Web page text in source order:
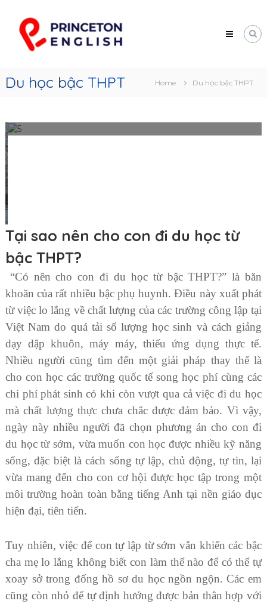
contentEnglish
Trung
du
Du học bậc THPT Home Du học bậc THPT
Tại sao nên cho con đi du học từ
bậc THPT?
“Có nên cho con đi du học từ bậc THPT?” là băn
khoăn của rất nhiều bậc phụ huynh. Điều này xuất phát
từ việc lo lắng về chất lượng của các trường công lập tại
Việt Nam do quá tải số lượng học sinh và cách giảng
dạy dập khuôn, máy máy, thiếu ứng dụng thực tế.
Nhiều người cũng tìm đến một giải pháp thay thế là
cho con học các trường quốc tế song học phí cùng các
chi phí phát sinh có khi còn vượt qua cả việc đi du học
mà chất lượng thực chưa chắc được đảm bảo. Vì vậy,
ngày này nhiều người đã chọn phương án cho con đi
du học từ sớm, vừa muốn con học được nhiều kỹ năng
sống, đặc biệt là cách sống tự lập, chủ động, tự tin, lại
vừa mang đến cho con cơ hội được học tập trong một
môi trường hoàn toàn bằng tiếng Anh tại nền giáo dục
hiện đại, tiên tiến.
Tuy nhiên, việc để con tự lập từ sớm vẫn khiến các bậc
cha mẹ lo lắng không biết con làm thể nào để có thể tự
xoay sở trong đống hồ sơ du học ngồn ngộn. Các em
cũng còn nhỏ để tự định hướng được bản thân hợp với